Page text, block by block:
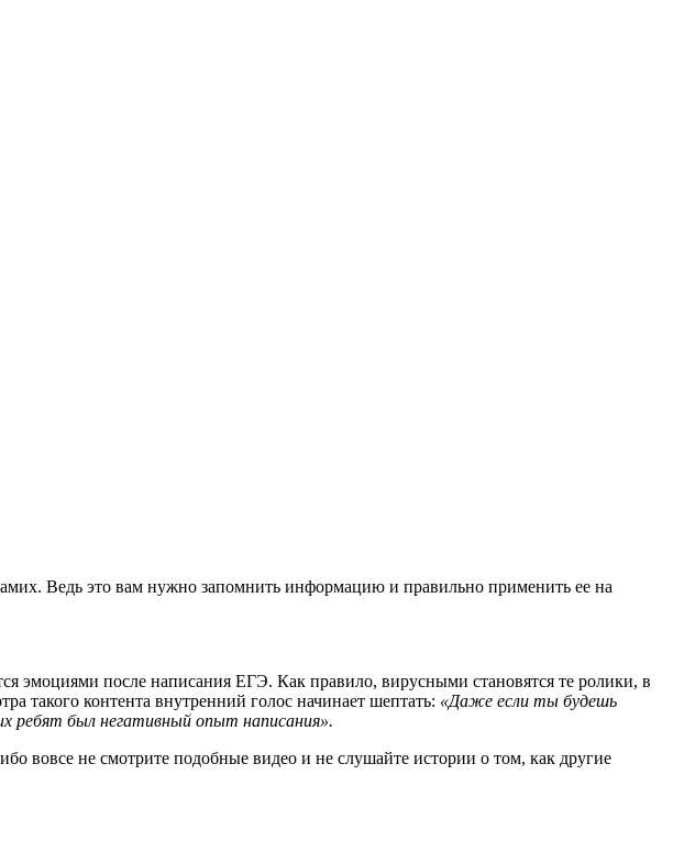
Ведь это вам нужно запомнить информацию и правильно применить ее на
эмоциями после написания ЕГЭ. Как правило, вирусными становятся те ролики, в
такого контента внутренний голос начинает шептать: «Даже если ты будешь
ребят был негативный опыт написания».
вовсе не смотрите подобные видео и не слушайте истории о том, как другие